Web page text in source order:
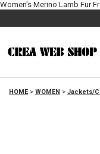
Women's Merino Lamb Fur
HOME > WOMEN > Jackets/